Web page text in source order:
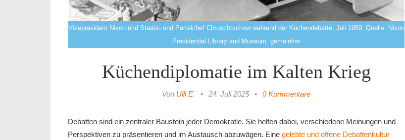
Vizepräsident Nixon und Staats- und Parteichef Chruschtschow während der Küchendebatte, Juli 1959. Quelle: Nixon
Presidential Library and Museum, gemeinfrei
Küchendiplomatie im Kalten Krieg
Von Ulli E. • 24. Juli 2025 • 0 Kommentare
Debatten sind ein zentraler Baustein jeder Demokratie. Sie helfen dabei, verschiedene Meinungen und
Perspektiven zu präsentieren und im Austausch abzuwägen. Eine gelebte und offene Debattenkultur